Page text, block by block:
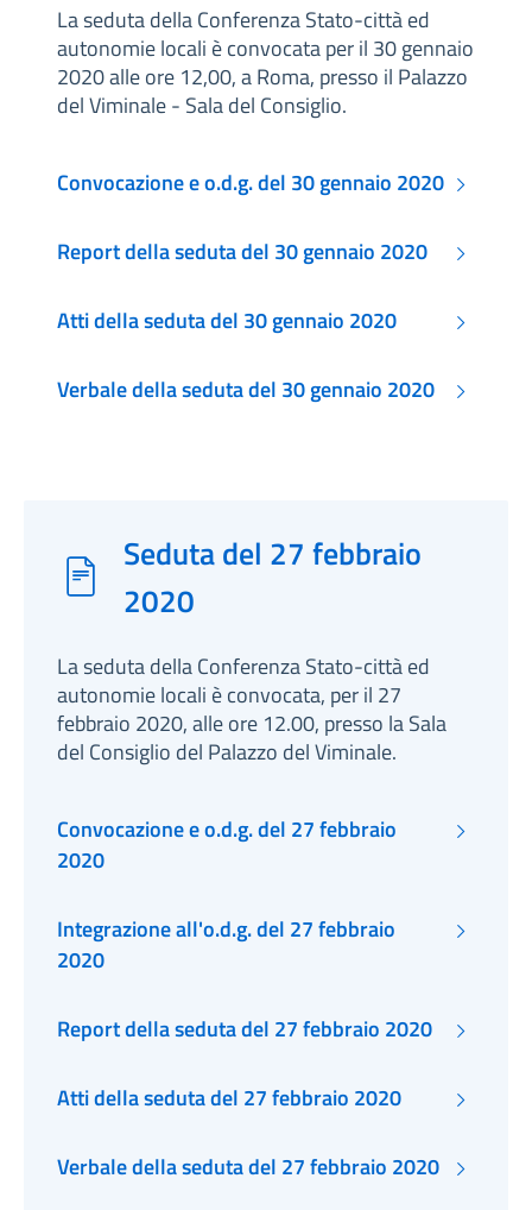
La seduta della Conferenza Stato-città ed
autonomie locali è convocata per il 30 gennaio
2020 alle ore 12,00, a Roma, presso il Palazzo
del Viminale - Sala del Consiglio.
Convocazione e o.d.g. del 30 gennaio 2020
Report della seduta del 30 gennaio 2020
Atti della seduta del 30 gennaio 2020
Verbale della seduta del 30 gennaio 2020
Seduta del 27 febbraio
2020
La seduta della Conferenza Stato-città ed
autonomie locali è convocata, per il 27
febbraio 2020, alle ore 12.00, presso la Sala
del Consiglio del Palazzo del Viminale.
Convocazione e o.d.g. del 27 febbraio
2020
Integrazione all'o.d.g. del 27 febbraio
2020
Report della seduta del 27 febbraio 2020
Atti della seduta del 27 febbraio 2020
Verbale della seduta del 27 febbraio 2020